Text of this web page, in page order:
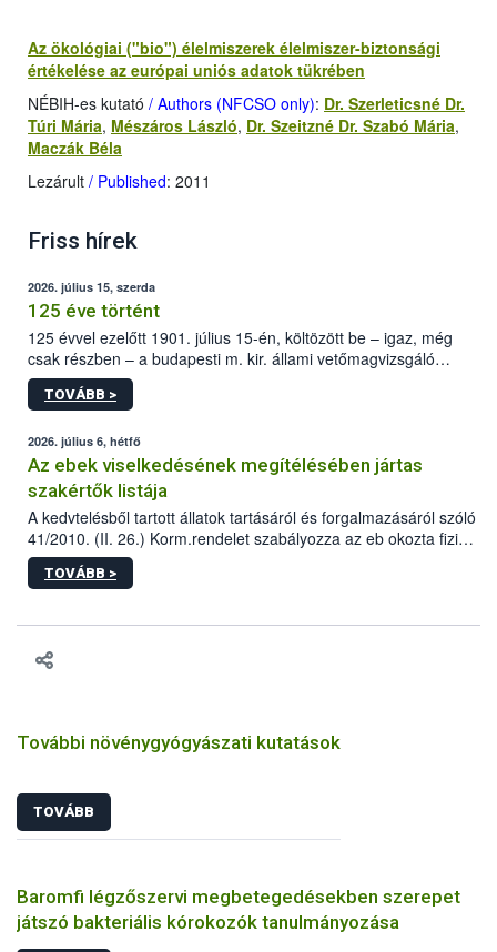
Az ökológiai ("bio") élelmiszerek élelmiszer-biztonsági
értékelése az európai uniós adatok tükrében
NÉBIH-es kutató / Authors (NFCSO only): Dr. Szerleticsné Dr.
Túri Mária, Mészáros László, Dr. Szeitzné Dr. Szabó Mária,
Maczák Béla
Lezárult / Published: 2011
Friss hírek
2026. július 15, szerda
125 éve történt
125 évvel ezelőtt 1901. július 15-én, költözött be – igaz, még
csak részben – a budapesti m. kir. állami vetőmagvizsgáló
állomás a Kis Rókus utca 15. szám alatti, Czigler Győző által
tervezett új épületébe.
TOVÁBB >
2026. július 6, hétfő
Az ebek viselkedésének megítélésében jártas
szakértők listája
A kedvtelésből tartott állatok tartásáról és forgalmazásáról szóló
41/2010. (II. 26.) Korm.rendelet szabályozza az eb okozta fizikai
sérülés, illetve ennek veszélye keletkezésekor felmerülő
hatósági feladatokat, valamint a veszélyes eb tartását és annak
vonni az ebek viselkedésének megítélésében jártas szakértőt.
TOVÁBB >
További növénygyógyászati kutatások
TOVÁBB
Baromfi légzőszervi megbetegedésekben szerepet
játszó bakteriális kórokozók tanulmányozása